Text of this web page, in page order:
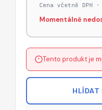
Cena včetně DPH
Momentálně
Tento produkt je